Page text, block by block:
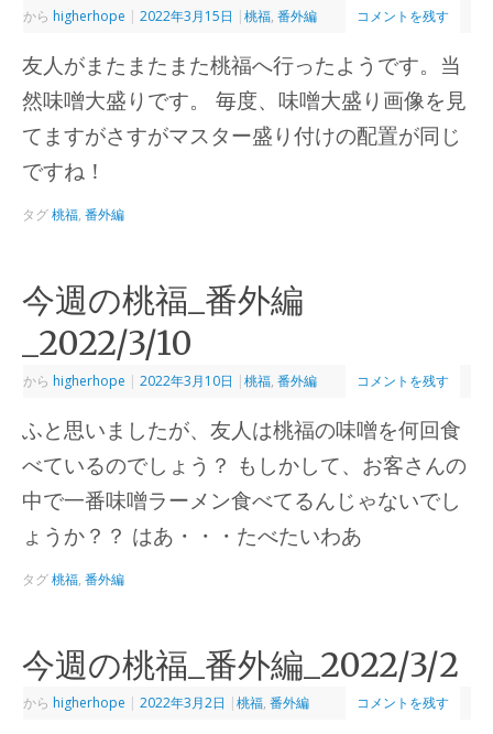
から higherhope | 2022年3月15日 |桃福,番外編 コメントを残す
友人がまたまたまた桃福へ行ったようです。当
然味噌大盛りです。 毎度、味噌大盛り画像を見
てますがさすがマスター盛り付けの配置が同じ
ですね！
タグ桃福,番外編
今週の桃福_番外編
_2022/3/10
から higherhope | 2022年3月10日 |桃福,番外編 コメントを残す
ふと思いましたが、友人は桃福の味噌を何回食
べているのでしょう？ もしかして、お客さんの
中で一番味噌ラーメン食べてるんじゃないでし
ょうか？？ はあ・・・たべたいわあ
タグ桃福,番外編
今週の桃福_番外編_2022/3/2
から higherhope | 2022年3月2日 |桃福,番外編 コメントを残す